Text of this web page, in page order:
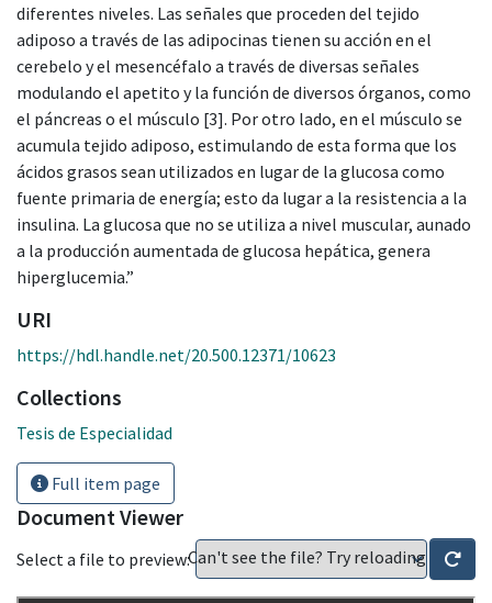
diferentes niveles. Las señales que proceden del tejido
adiposo a través de las adipocinas tienen su acción en el
cerebelo y el mesencéfalo a través de diversas señales
modulando el apetito y la función de diversos órganos, como
el páncreas o el músculo [3]. Por otro lado, en el músculo se
acumula tejido adiposo, estimulando de esta forma que los
ácidos grasos sean utilizados en lugar de la glucosa como
fuente primaria de energía; esto da lugar a la resistencia a la
insulina. La glucosa que no se utiliza a nivel muscular, aunado
a la producción aumentada de glucosa hepática, genera
hiperglucemia.”
URI
https://hdl.handle.net/20.500.12371/10623
Collections
Tesis de Especialidad
Full item page
Document Viewer
Select a file to preview:Can't see the file? Try reloading